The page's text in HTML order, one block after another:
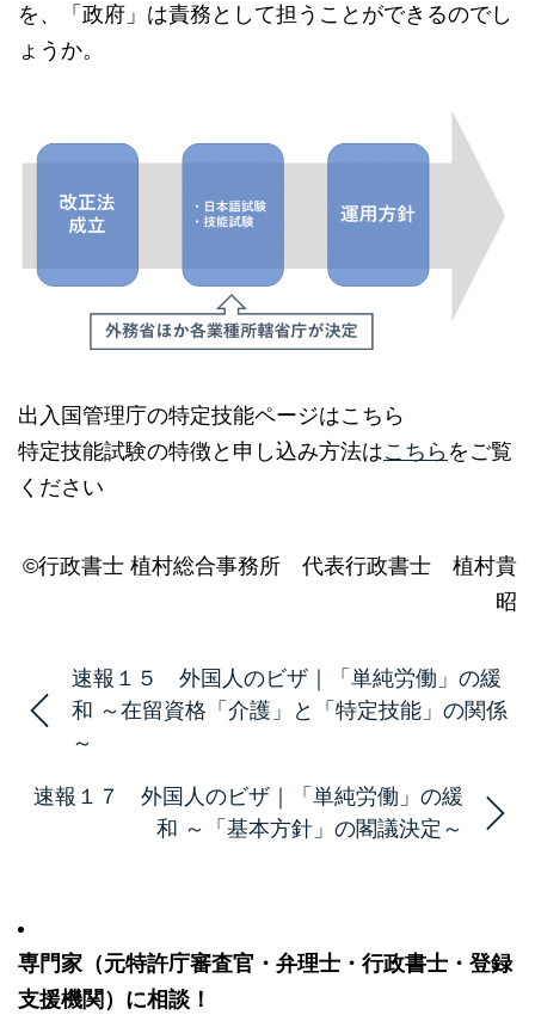
を、「政府」は責務として担うことができるのでし
ょうか。
出入国管理庁の特定技能ページはこちら
特定技能試験の特徴と申し込み方法はこちら をご覧
ください
©行政書士 植村総合事務所 代表行政書士 植村貴
昭
速報１５ 外国人のビザ｜「単純労働」の緩
和 ～在留資格「介護」と「特定技能」の関係
～
速報１７ 外国人のビザ｜「単純労働」の緩
和 ～「基本方針」の閣議決定～
専門家（元特許庁審査官・弁理士・行政書士・登録
支援機関）に相談！